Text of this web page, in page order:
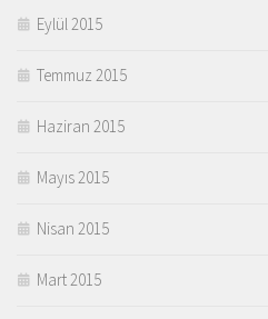
Eylül 2015
Temmuz 2015
Haziran 2015
Mayıs 2015
Nisan 2015
Mart 2015